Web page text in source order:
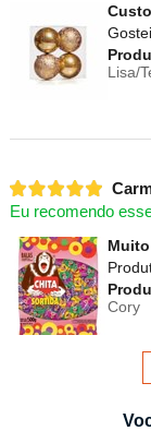
Lisa/
Eu recomendo
Cory